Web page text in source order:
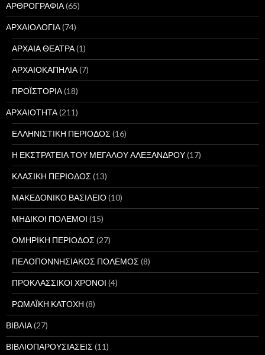
ΑΡΘΡΟΓΡΑΦΙΑ(65)
ΑΡΧΑΙΟΛΟΓΙΑ(74)
ΑΡΧΑΙΑ ΘΕΑΤΡΑ(1)
ΑΡΧΑΙΟΚΑΠΗΛΙΑ(7)
ΠΡΟΪΣΤΟΡΙΑ(18)
ΑΡΧΑΙΟΤΗΤΑ(211)
ΕΛΛΗΝΙΣΤΙΚΗ ΠΕΡΙΟΔΟΣ (16)
Η ΕΚΣΤΡΑΤΕΙΑ ΤΟΥ ΜΕΓΑΛΟΥ ΑΛΕΞΑΝΔΡΟΥ(17)
ΚΛΑΣΙΚΗ ΠΕΡΙΟΔΟΣ (13)
ΜΑΚΕΔΟΝΙΚΟ ΒΑΣΙΛΕΙΟ(10)
ΜΗΔΙΚΟΙ ΠΟΛΕΜΟΙ (15)
ΟΜΗΡΙΚΗ ΠΕΡΙΟΔΟΣ (27)
ΠΕΛΟΠΟΝΝΗΣΙΑΚΟΣ ΠΟΛΕΜΟΣ (8)
ΠΡΟΚΛΑΣΣΙΚΟΙ ΧΡΟΝΟΙ (4)
ΡΩΜΑΪΚΗ ΚΑΤΟΧΗ (8)
ΒΙΒΛΙΑ(27)
ΒΙΒΛΙΟΠΑΡΟΥΣΙΑΣΕΙΣ (11)